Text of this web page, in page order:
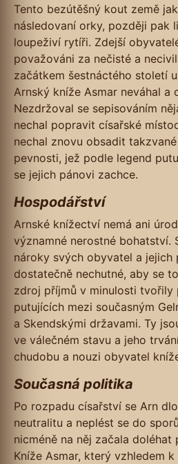
Tento bezútěšný kout země
následovaní orky, později pak
loupeživí rytíři. Zdejší
považováni za nečisté a
začátkem šestnáctého století
Arnský kníže Asmar neváhal a
Nezdržoval se sepisováním
nechal popravit císařské
nechal znovu obsadit
pevnosti, jež podle legend
se jejich pánovi zachce.
Hospodářství
Arnské knížectví nemá ani
významné nerostné bohatství.
nároky svých obyvatel a jejich
dostatečně nechutné, aby se
zdroj příjmů v minulosti tvořily
putujících mezi současným
a Skendskými državami. Ty
ve válečném stavu a jeho
chudobu a nouzi obyvatel
Současná politika
Po rozpadu císařství se Arn
neutralitu a neplést se do
nicméně na něj začala doléhat
Kníže Asmar, který vzhledem